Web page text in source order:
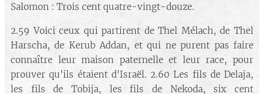
Salomon : Trois cent quatre-vingt-douze.
2.59 Voici ceux qui partirent de Thel Mélach, de Thel
Harscha, de Kerub Addan, et qui ne purent pas faire
connaître leur maison paternelle et leur race, pour
prouver qu'ils étaient d'Israël. 2.60 Les fils de Delaja,
les fils de Tobija, les fils de Nekoda, six cent